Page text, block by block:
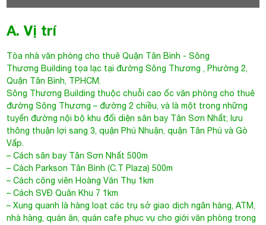
A. Vị trí
Tòa nhà văn phòng cho thuê Quận Tân Bình -Sông
Thương Building tọa lạc tại đườngSông Thương , Phường 2,
Quận Tân Bình, TP.HCM.
Sông Thương Building thuộc chuỗi cao ốc văn phòng cho thuê
đường Sông Thương – đường 2 chiều, và là một trong những
tuyến đường nội bộ khu đối diện sân bay Tân Sơn Nhất; lưu
thông thuận lợi sang 3, quận Phú Nhuận, quận Tân Phú và Gò
Vấp.
– Cách sân bay Tân Sơn Nhất 500m
– Cách Parkson Tân Bình (C.T Plaza) 500m
– Cách công viên Hoàng Văn Thụ 1km
– Cách SVĐ Quân Khu 7 1km
– Xung quanh là hàng loạt các trụ sở giao dịch ngân hàng, ATM,
nhà hàng, quán ăn, quán cafe phục vụ cho giới văn phòng trong